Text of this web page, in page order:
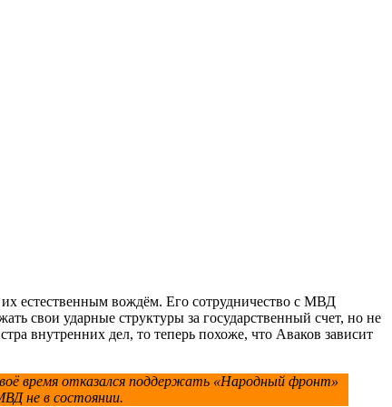
их естественным вождём. Его сотрудничество с МВД
свои ударные структуры за государственный счет, но не
внутренних дел, то теперь похоже, что Аваков зависит
время отказался поддержать «Народный фронт»
не в состоянии.